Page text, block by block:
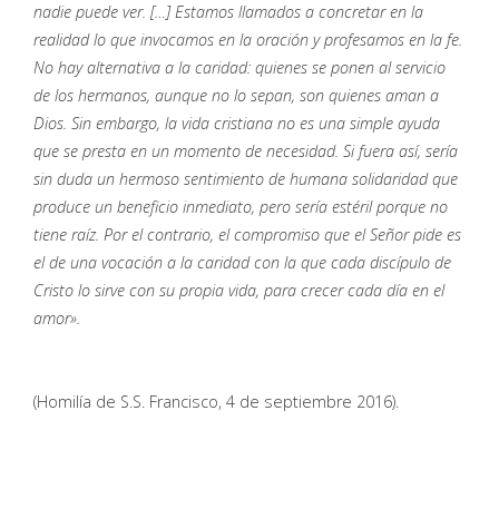
nadie puede ver. […] Estamos llamados a concretar en la
realidad lo que invocamos en la oración y profesamos en la fe.
No hay alternativa a la caridad: quienes se ponen al servicio
de los hermanos, aunque no lo sepan, son quienes aman a
Dios. Sin embargo, la vida cristiana no es una simple ayuda
que se presta en un momento de necesidad. Si fuera así, sería
sin duda un hermoso sentimiento de humana solidaridad que
produce un beneficio inmediato, pero sería estéril porque no
tiene raíz. Por el contrario, el compromiso que el Señor pide es
el de una vocación a la caridad con la que cada discípulo de
Cristo lo sirve con su propia vida, para crecer cada día en el
amor».
(Homilía de S.S. Francisco, 4 de septiembre 2016).